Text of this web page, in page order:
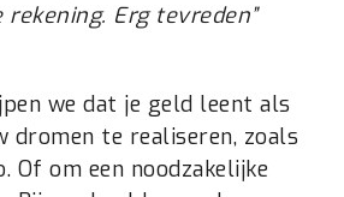
Erg tevreden”
we dat je geld leent als
dromen te realiseren, zoals
Of om een noodzakelijke